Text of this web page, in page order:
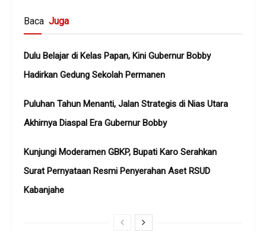
Baca Juga
Dulu Belajar di Kelas Papan, Kini Gubernur Bobby
Hadirkan Gedung Sekolah Permanen
Puluhan Tahun Menanti, Jalan Strategis di Nias Utara
Akhirnya Diaspal Era Gubernur Bobby
Kunjungi Moderamen GBKP, Bupati Karo Serahkan
Surat Pernyataan Resmi Penyerahan Aset RSUD
Kabanjahe